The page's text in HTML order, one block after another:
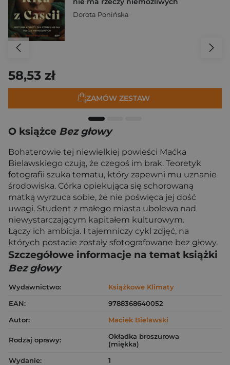
Dorota Ponińska
58,53 zł
ZAMÓW ZESTAW
O książce Bez głowy
Bohaterowie tej niewielkiej powieści Maćka
Bielawskiego czują, że czegoś im brak. Teoretyk
fotografii szuka tematu, który zapewni mu uznanie
środowiska. Córka opiekująca się schorowaną
matką wyrzuca sobie, że nie poświęca jej dość
uwagi. Student z małego miasta ubolewa nad
niewystarczającym kapitałem kulturowym.
Łączy ich ambicja. I tajemniczy cykl zdjęć, na
których postacie zostały sfotografowane bez głowy.
Szczegółowe informacje na temat książki
Bez głowy
Wydawnictwo:
Książkowe Klimaty
EAN:
9788368640052
Autor:
Maciek Bielawski
Rodzaj oprawy:
Okładka broszurowa
(miękka)
Wydanie:
1